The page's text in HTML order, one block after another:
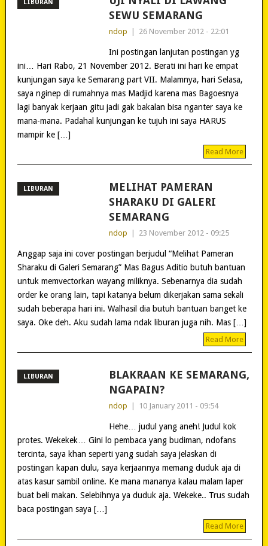
LIBURAN
SEWU SEMARANG
ndop 26 November 2012 - 22:01
Ini postingan lanjutan postingan yg
ini… Hari Rabo, 21 November 2012. Berati ini hari ke empat
kunjungan saya ke Semarang part VII. Malamnya, hari Selasa,
saya nginep di rumahnya mas Madjid karena mas Bagoesnya
lagi banyak kerjaan gitu jadi gak bakalan bisa nganter saya ke
mana-mana. Padahal kunjungan ke tujuh ini saya HARUS
mampir ke […]
Read More
LIBURAN
MELIHAT PAMERAN
SHARAKU DI GALERI
SEMARANG
ndop 23 November 2012 - 09:25
Anggap saja ini cover postingan berjudul “Melihat Pameran
Sharaku di Galeri Semarang” Mas Bagus Aditio butuh bantuan
untuk memvectorkan wayang miliknya. Sebenarnya dia sudah
order ke orang lain, tapi katanya belum dikerjakan sama sekali
sudah beberapa hari ini. Walhasil dia butuh bantuan banget ke
saya. Oke deh. Aku sudah lama ndak liburan juga nih. Mas […]
Read More
LIBURAN
BLAKRAAN KE SEMARANG,
NGAPAIN?
ndop 10 January 2011 - 09:54
Hehe… judul yang aneh! Judul kok
protes. Wekekek… Gini lo pembaca yang budiman, ndofans
tercinta, saya khan seperti yang sudah saya jelaskan di
postingan kapan dulu, saya kerjaannya memang duduk aja di
atas kasur sambil online. Ke mana mananya kalau malam laper
buat beli makan. Selebihnya ya duduk aja. Wekeke.. Trus sudah
baca postingan saya […]
Read More